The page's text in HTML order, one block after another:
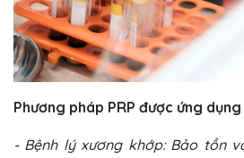
Phương pháp PRP được ứng
- Bệnh lý xương khớp: Bảo tồn